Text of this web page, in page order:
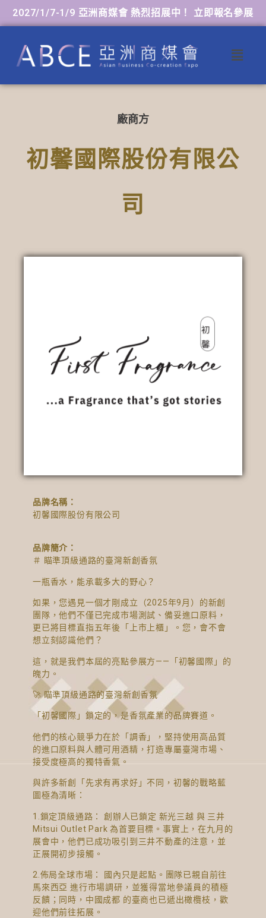
2027/1/7-1/9 亞洲商媒會 熱烈招展中！ 立即報名參展
廠商方
初馨國際股份有限公
司
品牌名稱：
初馨國際股份有限公司
品牌簡介：
＃ 瞄準頂級通路的臺灣新創香氛
一瓶香水，能承載多大的野心？
如果，您遇見一個才剛成立（2025年9月）的新創
團隊，他們不僅已完成市場測試、備妥進口原料，
更已將目標直指五年後「上市上櫃」。您，會不會
想立刻認識他們？
這，就是我們本屆的亮點參展方——「初馨國際」的
魄力。
🚀 瞄準頂級通路的臺灣新創香氛
「初馨國際」鎖定的，是香氛產業的品牌賽道。
他們的核心競爭力在於「調香」，堅持使用高品質
的進口原料與人體可用酒精，打造專屬臺灣市場、
接受度極高的獨特香氣。
與許多新創「先求有再求好」不同，初馨的戰略藍
圖極為清晰：
1.鎖定頂級通路： 創辦人已鎖定 新光三越 與 三井
Mitsui Outlet Park 為首要目標。事實上，在九月的
展會中，他們已成功吸引到三井不動產的注意，並
正展開初步接觸。
2.佈局全球市場： 國內只是起點。團隊已親自前往
馬來西亞 進行市場調研，並獲得當地參議員的積極
反饋；同時，中國成都 的臺商也已遞出橄欖枝，歡
迎他們前往拓展。